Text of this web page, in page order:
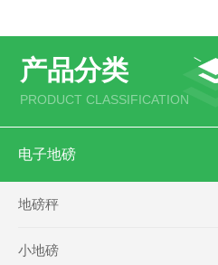
产品分类
PRODUCT CLASSIFICATION
电子地磅
地磅秤
小地磅